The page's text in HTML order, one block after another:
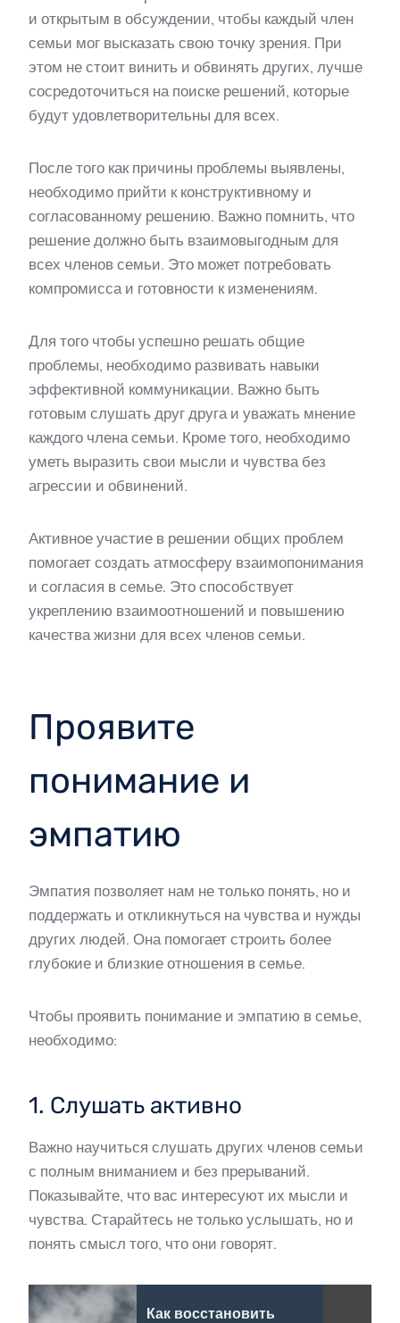
и открытым в обсуждении, чтобы каждый член
семьи мог высказать свою точку зрения. При
этом не стоит винить и обвинять других, лучше
сосредоточиться на поиске решений, которые
будут удовлетворительны для всех.
После того как причины проблемы выявлены,
необходимо прийти к конструктивному и
согласованному решению. Важно помнить, что
решение должно быть взаимовыгодным для
всех членов семьи. Это может потребовать
компромисса и готовности к изменениям.
Для того чтобы успешно решать общие
проблемы, необходимо развивать навыки
эффективной коммуникации. Важно быть
готовым слушать друг друга и уважать мнение
каждого члена семьи. Кроме того, необходимо
уметь выразить свои мысли и чувства без
агрессии и обвинений.
Активное участие в решении общих проблем
помогает создать атмосферу взаимопонимания
и согласия в семье. Это способствует
укреплению взаимоотношений и повышению
качества жизни для всех членов семьи.
Проявите
понимание и
эмпатию
Эмпатия позволяет нам не только понять, но и
поддержать и откликнуться на чувства и нужды
других людей. Она помогает строить более
глубокие и близкие отношения в семье.
Чтобы проявить понимание и эмпатию в семье,
необходимо:
1. Слушать активно
Важно научиться слушать других членов семьи
с полным вниманием и без прерываний.
Показывайте, что вас интересуют их мысли и
чувства. Старайтесь не только услышать, но и
понять смысл того, что они говорят.
Как восстановить